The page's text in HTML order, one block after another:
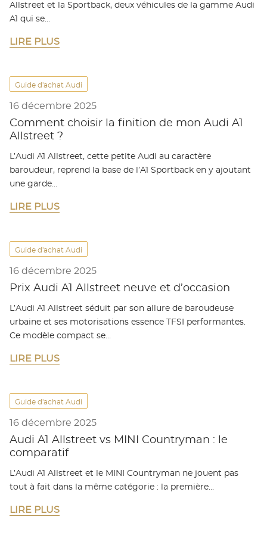
Allstreet et la Sportback, deux véhicules de la gamme Audi
A1 qui se…
LIRE PLUS
Guide d'achat Audi
16 décembre 2025
Comment choisir la finition de mon Audi A1
Allstreet ?
L’Audi A1 Allstreet, cette petite Audi au caractère
baroudeur, reprend la base de l’A1 Sportback en y ajoutant
une garde…
LIRE PLUS
Guide d'achat Audi
16 décembre 2025
Prix Audi A1 Allstreet neuve et d’occasion
L’Audi A1 Allstreet séduit par son allure de baroudeuse
urbaine et ses motorisations essence TFSI performantes.
Ce modèle compact se…
LIRE PLUS
Guide d'achat Audi
16 décembre 2025
Audi A1 Allstreet vs MINI Countryman : le
comparatif
L’Audi A1 Allstreet et le MINI Countryman ne jouent pas
tout à fait dans la même catégorie : la première…
LIRE PLUS